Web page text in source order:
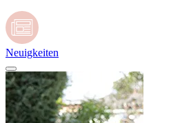
Neuigkeiten